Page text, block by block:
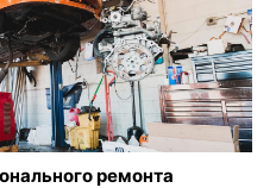
ремонта